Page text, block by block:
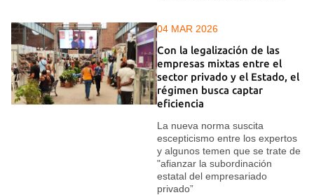
04 MAR 2026
Con la legalización de las
empresas mixtas entre el
sector privado y el Estado, el
régimen busca captar
eficiencia
La nueva norma suscita
escepticismo entre los expertos
y algunos temen que se trate de
"afianzar la subordinación
estatal del empresariado
privado”